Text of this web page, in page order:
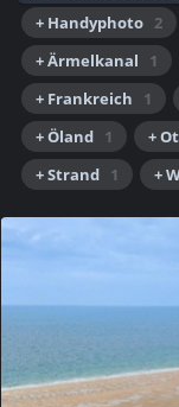
+ Handyphoto 2
+ Ärmelkanal
1
+ Frankreich
1
+ Öland 1 +
+ Strand 1 +